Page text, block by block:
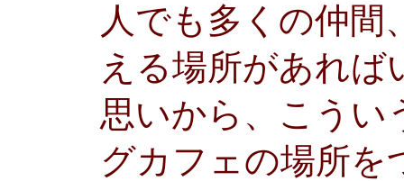
人でも多くの仲間
える場所があれ
思いから、こうい
グカフェの場所を